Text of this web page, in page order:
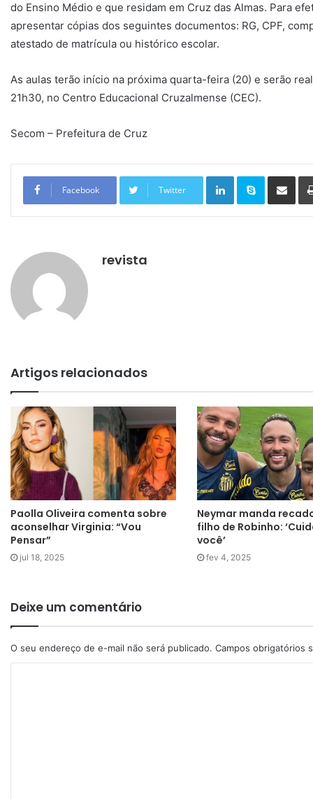
do Ensino Médio e que residam em Cruz das Almas. Para
apresentar cópias dos seguintes documentos: RG, CPF,
atestado de matrícula ou histórico escolar.
As aulas terão início na próxima quarta-feira (20) e serão
21h30, no Centro Educacional Cruzalmense (CEC).
Secom – Prefeitura de Cruz
Facebook Twitter
Linkedin Skype
revista
Artigos relacionados
Paolla Oliveira comenta sobre
aconselhar Virginia: “Vou
Pensar”
jul 18, 2025
Neymar manda
filho de Robinho:
você’
fev 4, 2025
Deixe um comentário
O seu endereço de e-mail não será publicado. Campos obrigatórios